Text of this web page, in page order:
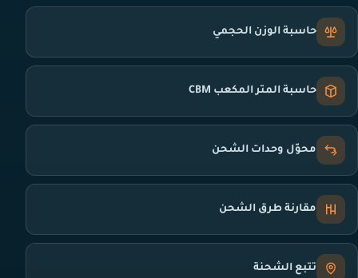
حاسبة الوزن الحجمي
حاسبة المتر المكعب CBM
محوّل وحدات الشحن
مقارنة طرق الشحن
تتبع الشحنة